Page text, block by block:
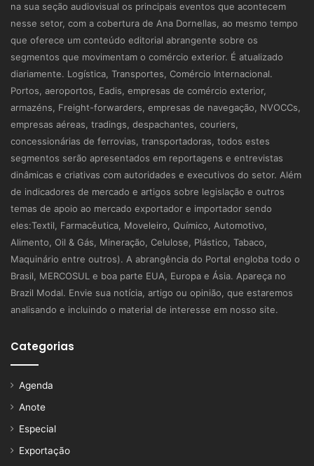
na sua seção audiovisual os principais eventos que acontecem
nesse setor, com a cobertura de Ana Dornellas, ao mesmo tempo
que oferece um conteúdo editorial abrangente sobre os
segmentos que movimentam o comércio exterior. É atualizado
diariamente. Logística, Transportes, Comércio Internacional.
Portos, aeroportos, Eadis, empresas de comércio exterior,
armazéns, Freight-forwarders, empresas de navegação, NVOCCs,
empresas aéreas, tradings, despachantes, couriers,
concessionárias de ferrovias, transportadoras, todos estes
segmentos serão apresentados em reportagens e entrevistas
dinâmicas e criativas com autoridades e executivos do setor. Além
de indicadores de mercado e artigos sobre legislação e outros
temas de apoio ao mercado exportador e importador sendo
eles:Textil, Farmacêutica, Moveleiro, Químico, Automotivo,
Alimento, Oil & Gás, Mineração, Celulose, Plástico, Tabaco,
Maquinário entre outros). A abrangência do Portal engloba todo o
Brasil, MERCOSUL e boa parte EUA, Europa e Ásia. Apareça no
Brazil Modal. Envie sua notícia, artigo ou opinião, que estaremos
analisando e incluindo o material de interesse em nosso site.
Categorias
Agenda
Anote
Especial
Exportação